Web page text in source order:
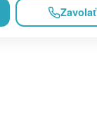
Zavolať